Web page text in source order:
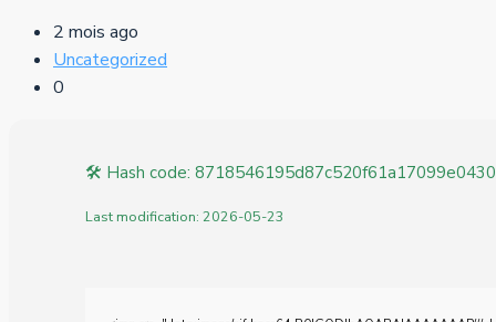
2 mois ago
Uncategorized
0
🛠 Hash code:
Last modification: 2026-05-23